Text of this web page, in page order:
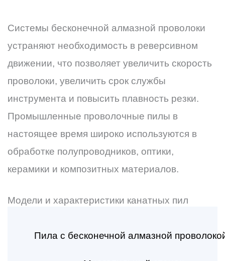
Системы бесконечной алмазной проволоки
устраняют необходимость в реверсивном
движении, что позволяет увеличить скорость
проволоки, увеличить срок службы
инструмента и повысить плавность резки.
Промышленные проволочные пилы в
настоящее время широко используются в
обработке полупроводников, оптики,
керамики и композитных материалов.
Модели и характеристики канатных пил
Пила с бесконечной алмазной